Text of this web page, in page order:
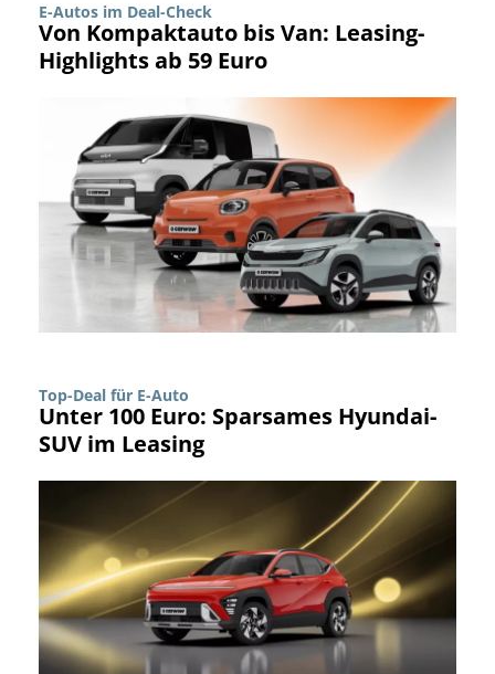
E-Autos im Deal-Check
Von Kompaktauto bis Van: Leasing-
Highlights ab 59 Euro
Top-Deal für E-Auto
Unter 100 Euro: Sparsames Hyundai-
SUV im Leasing